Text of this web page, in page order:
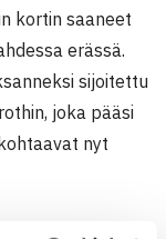
kortin saaneet
erässä.
sijoitettu
joka pääsi
nyt